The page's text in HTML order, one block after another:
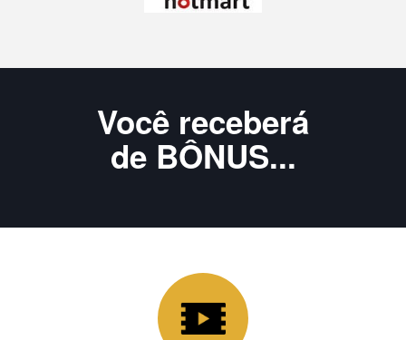
Você receberá
de BÔNUS...